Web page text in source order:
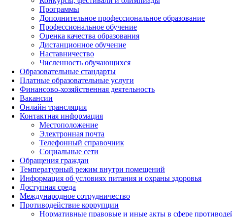
Программы
Дополнительное профессиональное образование
Профессиональное обучение
Оценка качества образования
Дистанционное обучение
Наставничество
Численность обучающихся
Образовательные стандарты
Платные образовательные услуги
Финансово-хозяйственная деятельность
Вакансии
Онлайн трансляция
Контактная информация
Местоположение
Электронная почта
Телефонный справочник
Социальные сети
Обращения граждан
Температурный режим внутри помещений
Информация об условиях питания и охраны здоровья
Доступная среда
Международное сотрудничество
Противодействие коррупции
Нормативные правовые и иные акты в сфере